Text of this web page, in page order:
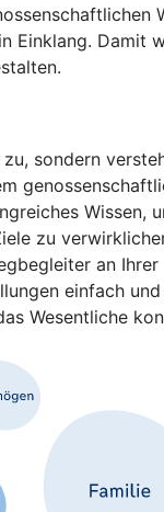
Einklang. Damit
sondern
Wissen,
zu
an
einfach
Wesentliche